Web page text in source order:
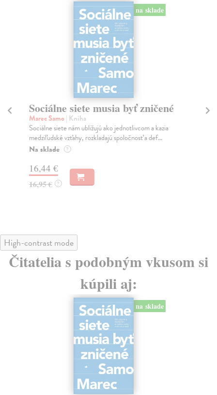
na sklade
Sociálne siete musia byť zničené
Marec Samo| Kniha
Sociálne siete nám ubližujú ako jednotlivcom a kazia
medziľudské vzťahy, rozkladajú spoločnosť a def...
Na sklade ?
16,44 €
16,95 € ?
High-contrast mode
Čitatelia s podobným vkusom si
kúpili aj:
na sklade